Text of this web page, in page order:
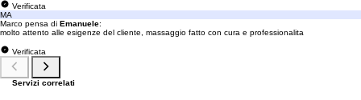
Verificata
MA
Marco pensa di Emanuele:
molto attento alle esigenze del cliente, massaggio fatto con cura e professionalita
Verificata
Servizi correlati